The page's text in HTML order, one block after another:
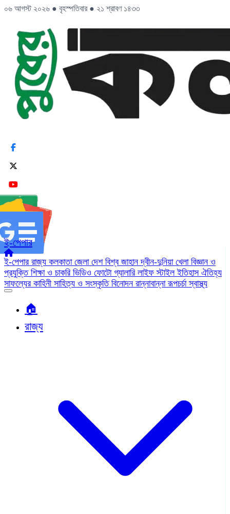
০৬ আগস্ট ২০২৬ ● বৃহস্পতিবার ● ২১ শ্রাবণ ১৪৩৩
ই-পেপার
ই-পেপার রাজ্য কলকাতা জেলা দেশ বিশ্ব জাহানদ্বীন-দুনিয়া খেলা বিজ্ঞান ও
প্রযুক্তি শিক্ষা ও চাকরি ভিডিও ফোটো গ্যালারি লাইফ স্টাইলইতিহাস ঐতিহ্য
সাফল্যের কাহিনী সাহিত্য ও সংস্কৃতি বিনোদন রান্নাবান্নারূপচর্চাস্বাস্থ্য
🏠︎
রাজ্য